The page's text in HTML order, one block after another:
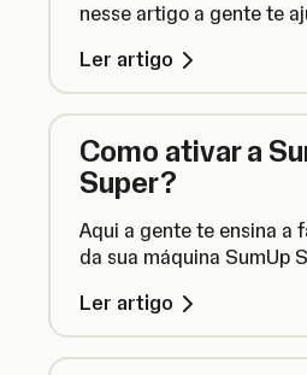
nesse artigo a gente te
Ler artigo
Como ativar a
Super?
Aqui a gente te ensina a
da sua máquina SumUp
Ler artigo